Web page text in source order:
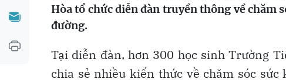
Hòa tổ chức diễn đàn truyền thông về chăm
đường.
Tại diễn đàn, hơn 300 học sinh Trường
chia sẻ nhiều kiến thức về chăm sóc